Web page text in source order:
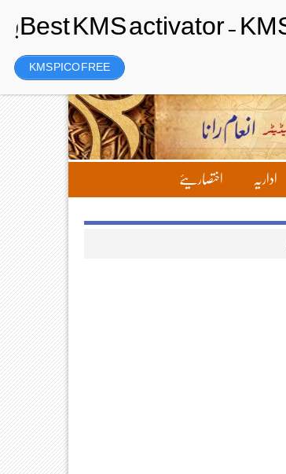
Saturday، 8 August 2026ء
اداریہ اختصاریئے
KMS PICO FREE